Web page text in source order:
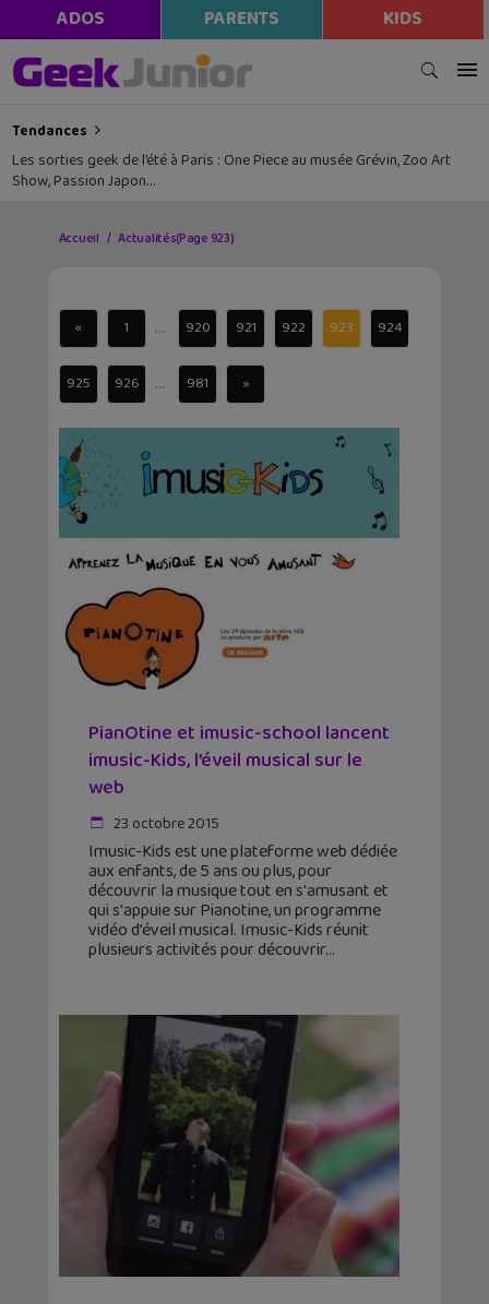
ADOS PARENTS KIDS
Tendances
Les sorties geek de l’été à Paris : One Piece au musée Grévin, Zoo Art
Show, Passion Japon…
Accueil Actualités(Page 923)
« 1 ... 920 921 922 923 924
925 926 ... 981 »
PianOtine et imusic-school lancent
imusic-Kids, l’éveil musical sur le
web
23 octobre 2015
Imusic-Kids est une plateforme web dédiée
aux enfants, de 5 ans ou plus, pour
découvrir la musique tout en s'amusant et
qui s'appuie sur Pianotine, un programme
vidéo d’éveil musical. Imusic-Kids réunit
plusieurs activités pour découvrir